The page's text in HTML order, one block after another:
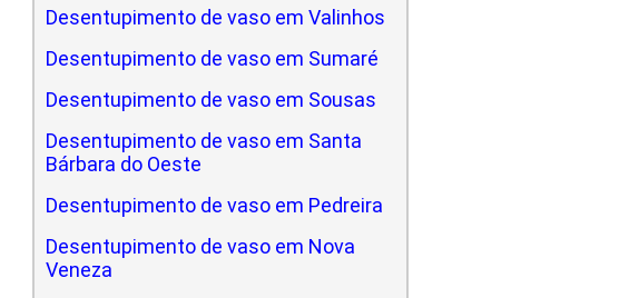
Desentupimento de vaso em Valinhos
Desentupimento de vaso em Sumaré
Desentupimento de vaso em Sousas
Desentupimento de vaso em Santa
Bárbara do Oeste
Desentupimento de vaso em Pedreira
Desentupimento de vaso em Nova
Veneza